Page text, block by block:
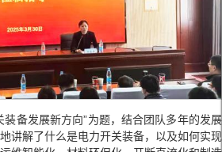
装备发展新方向”为题，结合团队多年的发展
讲解了什么是电力开关装备，以及如何实现